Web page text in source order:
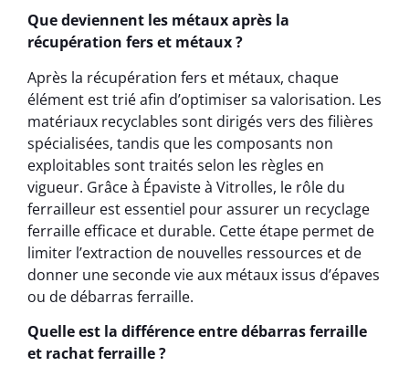
Que deviennent les métaux après la
récupération fers et métaux ?
Après la récupération fers et métaux, chaque
élément est trié afin d’optimiser sa valorisation. Les
matériaux recyclables sont dirigés vers des filières
spécialisées, tandis que les composants non
exploitables sont traités selon les règles en
vigueur. Grâce à Épaviste à Vitrolles, le rôle du
ferrailleur est essentiel pour assurer un recyclage
ferraille efficace et durable. Cette étape permet de
limiter l’extraction de nouvelles ressources et de
donner une seconde vie aux métaux issus d’épaves
ou de débarras ferraille.
Quelle est la différence entre débarras ferraille
et rachat ferraille ?